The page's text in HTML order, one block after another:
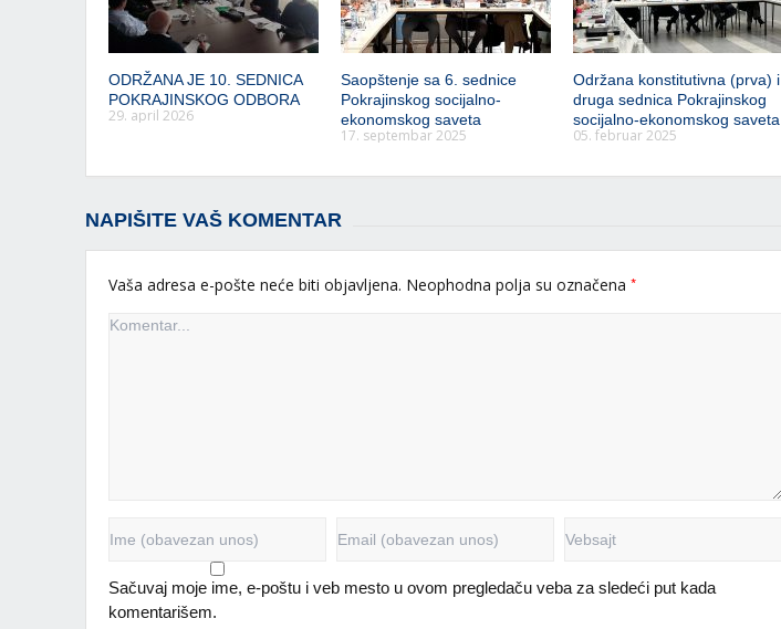
ODRŽANA JE 10. SEDNICA
POKRAJINSKOG ODBORA
29. april 2026
Saopštenje sa 6. sednice
Pokrajinskog socijalno-
ekonomskog saveta
17. septembar 2025
Održana konstitutivna (prva) i
druga sednica Pokrajinskog
socijalno-ekonomskog saveta
05. februar 2025
NAPIŠITE VAŠ KOMENTAR
Vaša adresa e-pošte neće biti objavljena. Neophodna polja su označena *
Sačuvaj moje ime, e-poštu i veb mesto u ovom pregledaču veba za sledeći put kada
komentarišem.